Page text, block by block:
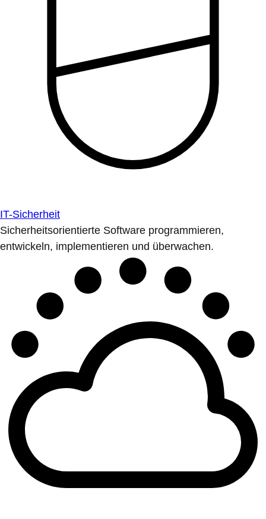
IT-Sicherheit
Sicherheitsorientierte Software programmieren,
entwickeln, implementieren und überwachen.